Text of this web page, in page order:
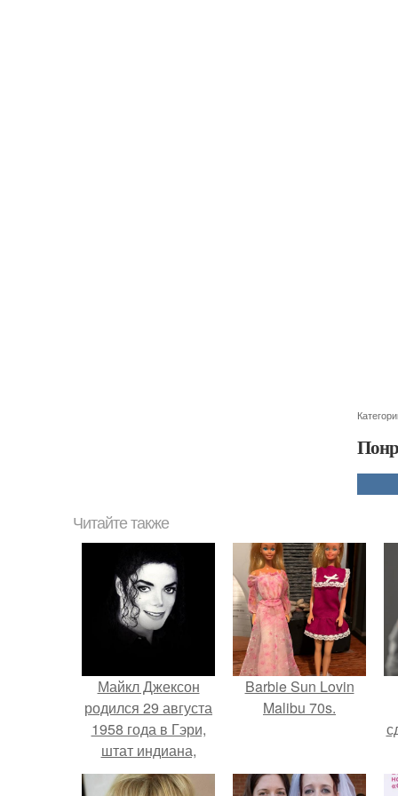
Читайте также
Майкл Джексон
родился 29 августа
1958 года в Гэри,
штат индиана,
США.
Barbie Sun Lovin
Malibu 70s.